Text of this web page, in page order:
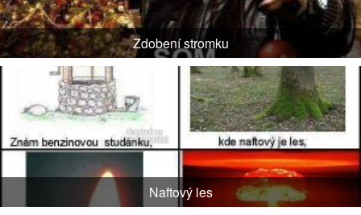
Zdobení stromku
Naftový les